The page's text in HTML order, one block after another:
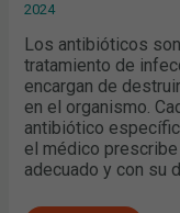
2024
Los antibióticos
tratamiento de
encargan de
en el organismo.
antibiótico
el médico
adecuado y con su